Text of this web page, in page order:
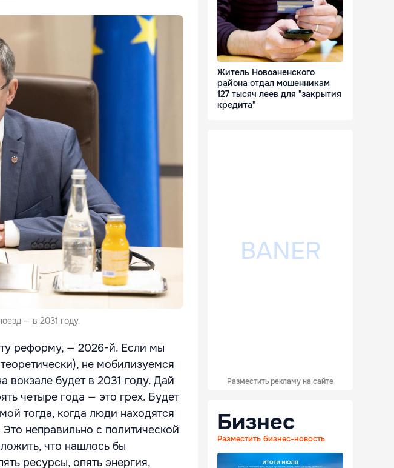
— в 2031 году.
реформу, — 2026-й. Если мы
не мобилизуемся
вокзале будет в 2031 году. Дай
четыре года — это грех. Будет
тогда, когда люди находятся
неправильно с политической
что нашлось бы
ресурсы, опять энергия,
Житель Новоаненского
района отдал мошенникам
127 тысяч леев для "закрытия
кредита"
Разместить рекламу на сайте
Бизнес
Разместить бизнес-новость